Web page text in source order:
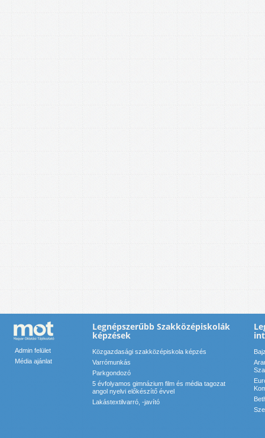
Admin felület
Média ajánlat
Legnépszerűbb Szakközépiskolák
képzések
Közgazdasági szakközépiskola képzés
Varrómunkás
Parkgondozó
5 évfolyamos gimnázium film és média tagozat
angol nyelvi előkészítő évvel
Lakástextilvarró, -javító